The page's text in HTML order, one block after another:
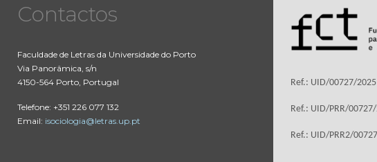
Contactos
Faculdade de Letras da Universidade do Porto
Via Panorâmica, s/n
4150-564 Porto, Portugal
Telefone: +351 226 077 132
Email: isociologia@letras.up.pt
Ref.: UID/00727/2025
Ref.: UID/PRR/
Ref.: UID/PRR2/